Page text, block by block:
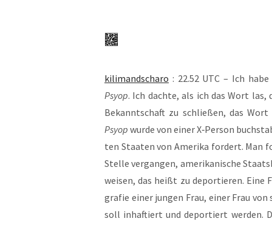
kili­man­dscha­ro : 22.52 UTC – Ich
Psyop. Ich dach­te, als ich das Wort
Bekannt­schaft zu schlie­ßen, das
Psyop wur­de von einer X‑Person
ten Staa­ten von Ame­ri­ka for­dert. Man
Stel­le ver­gan­gen, ame­ri­ka­ni­sche
wei­sen, das heißt zu depor­tie­ren.
gra­fie einer jun­gen Frau, einer Frau
soll inhaf­tiert und depor­tiert wer­den.